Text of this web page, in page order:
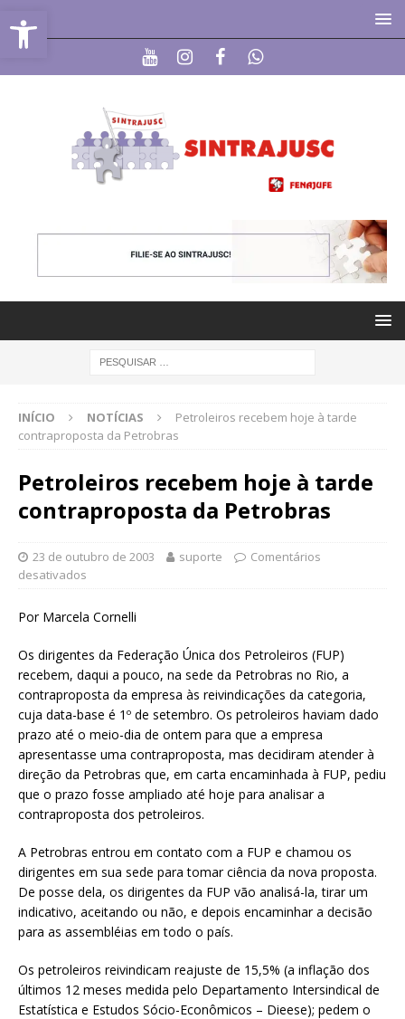
Abrir a barra de ferramentas
INÍCIO NOTÍCIAS
Petroleiros recebem hoje à tarde
contraproposta da Petrobras
Petroleiros recebem hoje à tarde
contraproposta da Petrobras
23 de outubro de 2003 suporte
Comentários
desativados
Por Marcela Cornelli
Os dirigentes da Federação Única dos Petroleiros (FUP)
recebem, daqui a pouco, na sede da Petrobras no Rio, a
contraproposta da empresa às reivindicações da categoria,
cuja data-base é 1º de setembro. Os petroleiros haviam dado
prazo até o meio-dia de ontem para que a empresa
apresentasse uma contraproposta, mas decidiram atender à
direção da Petrobras que, em carta encaminhada à FUP, pediu
que o prazo fosse ampliado até hoje para analisar a
contraproposta dos petroleiros.
A Petrobras entrou em contato com a FUP e chamou os
dirigentes em sua sede para tomar ciência da nova proposta.
De posse dela, os dirigentes da FUP vão analisá-la, tirar um
indicativo, aceitando ou não, e depois encaminhar a decisão
para as assembléias em todo o país.
Os petroleiros reivindicam reajuste de 15,5% (a inflação dos
últimos 12 meses medida pelo Departamento Intersindical de
Estatística e Estudos Sócio-Econômicos – Dieese); pedem o